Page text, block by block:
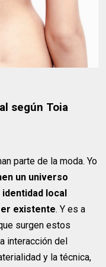
según Toia
parte de la moda. Yo
un universo
local
existente. Y es a
surgen estos
interacción del
y la técnica,